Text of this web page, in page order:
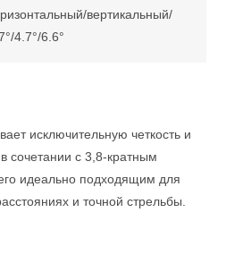
вертикальный/
4.7°/6.6°
исключительную четкость и
сочетании с 3,8-кратным
идеально подходящим для
и точной стрельбы.